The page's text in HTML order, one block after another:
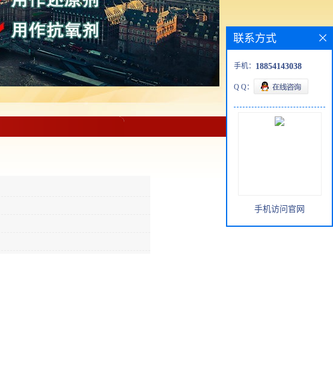
联系方式
手机： 18854143038
Q Q：
手机访问官网